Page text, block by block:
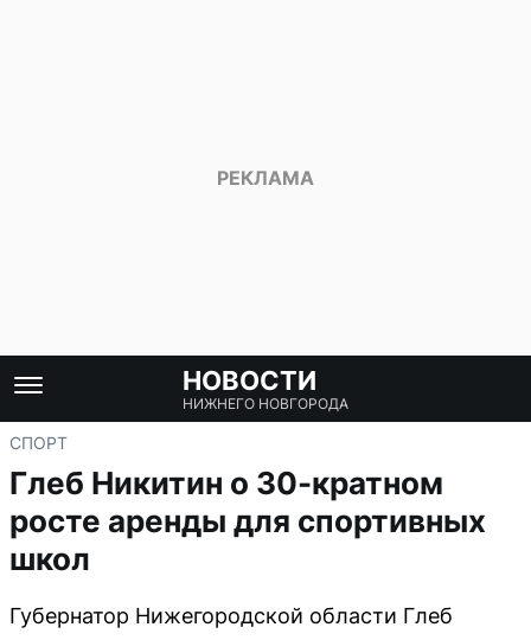
НОВОСТИ
НИЖНЕГО НОВГОРОДА
СПОРТ
Глеб Никитин о 30-кратном
росте аренды для спортивных
школ
Губернатор Нижегородской области Глеб